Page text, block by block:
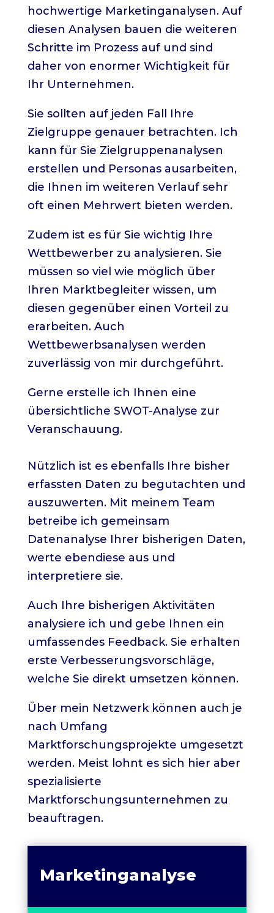
hochwertige Marketinganalysen. Auf
diesen Analysen bauen die weiteren
Schritte im Prozess auf und sind
daher von enormer Wichtigkeit für
Ihr Unternehmen.
Sie sollten auf jeden Fall Ihre
Zielgruppe genauer betrachten. Ich
kann für Sie Zielgruppenanalysen
erstellen und Personas ausarbeiten,
die Ihnen im weiteren Verlauf sehr
oft einen Mehrwert bieten werden.
Zudem ist es für Sie wichtig Ihre
Wettbewerber zu analysieren. Sie
müssen so viel wie möglich über
Ihren Marktbegleiter wissen, um
diesen gegenüber einen Vorteil zu
erarbeiten. Auch
Wettbewerbsanalysen werden
zuverlässig von mir durchgeführt.
Gerne erstelle ich Ihnen eine
übersichtliche SWOT-Analyse zur
Veranschauung.
Nützlich ist es ebenfalls Ihre bisher
erfassten Daten zu begutachten und
auszuwerten. Mit meinem Team
betreibe ich gemeinsam
Datenanalyse Ihrer bisherigen Daten,
werte ebendiese aus und
interpretiere sie.
Auch Ihre bisherigen Aktivitäten
analysiere ich und gebe Ihnen ein
umfassendes Feedback. Sie erhalten
erste Verbesserungsvorschläge,
welche Sie direkt umsetzen können.
Über mein Netzwerk können auch je
nach Umfang
Marktforschungsprojekte umgesetzt
werden. Meist lohnt es sich hier aber
spezialisierte
Marktforschungsunternehmen zu
beauftragen.
Marketinganalyse